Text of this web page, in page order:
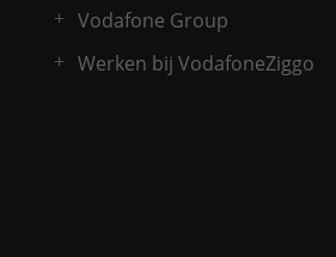
Vodafone Group
Werken bij VodafoneZiggo